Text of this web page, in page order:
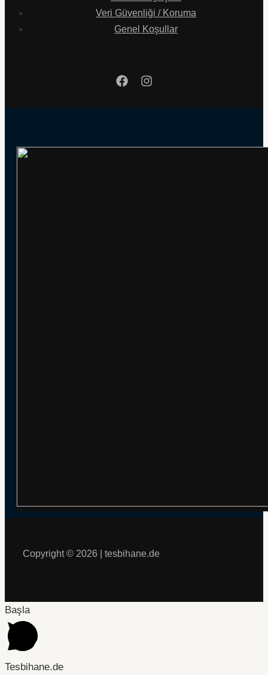
Veri Güvenliği / Koruma
Genel Koşullar
Copyright © 2026 | tesbihane.de
Başla
Tesbihane.de